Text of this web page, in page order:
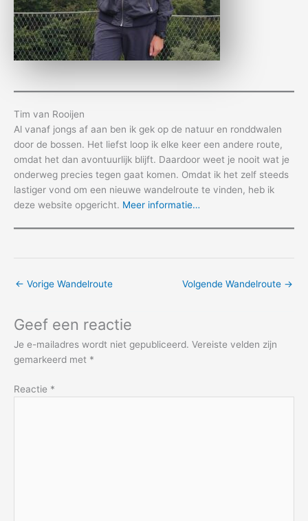
Tim van Rooijen
Al vanaf jongs af aan ben ik gek op de natuur en ronddwalen
door de bossen. Het liefst loop ik elke keer een andere route,
omdat het dan avontuurlijk blijft. Daardoor weet je nooit wat je
onderweg precies tegen gaat komen. Omdat ik het zelf steeds
lastiger vond om een nieuwe wandelroute te vinden, heb ik
deze website opgericht. Meer informatie…
← Vorige Wandelroute Volgende Wandelroute →
Geef een reactie
Je e-mailadres wordt niet gepubliceerd. Vereiste velden zijn
gemarkeerd met *
Reactie *